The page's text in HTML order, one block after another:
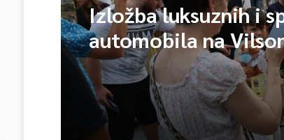
Izložba luksuznih i
automobila na